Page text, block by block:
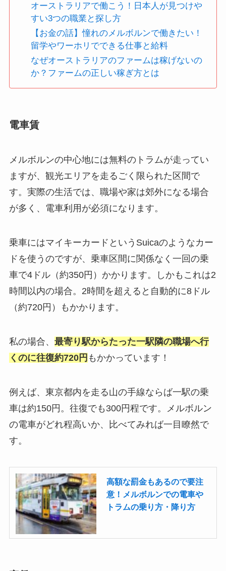
オーストラリアで働こう！日本人が見つけや
すい3つの職業と探し方
【お金の話】憧れのメルボルンで働きたい！
留学やワーホリでできる仕事と給料
なぜオーストラリアのファームは稼げないの
か？ファームの正しい稼ぎ方とは
電車賃
メルボルンの中心地には無料のトラムが走ってい
ますが、観光エリアを走るごく限られた区間で
す。実際の生活では、職場や家は郊外になる場合
が多く、電車利用が必須になります。
乗車にはマイキーカードというSuicaのようなカー
ドを使うのですが、乗車区間に関係なく一回の乗
車で4ドル（約350円）かかります。しかもこれは2
時間以内の場合。2時間を超えると自動的に8ドル
（約720円）もかかります。
私の場合、 最寄り駅からたった一駅隣の職場へ行
くのに往復約720円 もかかっています！
例えば、東京都内を走る山の手線ならば一駅の乗
車は約150円。往復でも300円程です。メルボルン
の電車がどれ程高いか、比べてみれば一目瞭然で
す。
高額な罰金もあるので要注
意！メルボルンでの電車や
トラムの乗り方・降り方